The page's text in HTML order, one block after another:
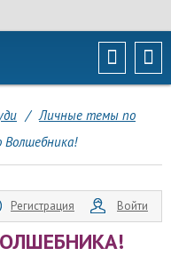
/ Личные темы по
Волшебника!
Регистрация Войти